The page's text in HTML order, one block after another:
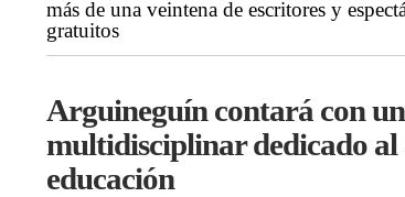
más de una veintena de escritores y
gratuitos
Arguineguín contará con
multidisciplinar dedicado al
educación